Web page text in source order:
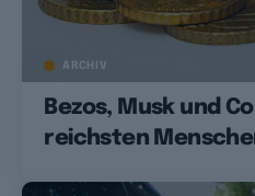
ARCHIV
Bezos, Musk und
reichsten